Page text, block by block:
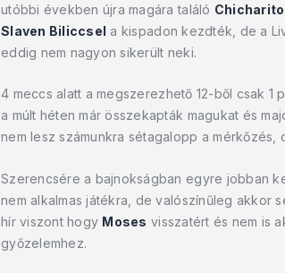
utóbbi években újra magára találó Chicharito
Slaven Biliccsel a kispadon kezdték, de a
eddig nem nagyon sikerült neki.
4 meccs alatt a megszerezhető 12-ből csak
a múlt héten már összekapták magukat és
nem lesz számunkra sétagalopp a mérkőzés,
Szerencsére a bajnokságban egyre jobban
nem alkalmas játékra, de valószínűleg akkor
hír viszont hogy Moses visszatért és nem is
győzelemhez.